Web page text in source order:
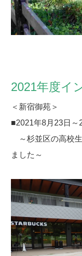
2021年度イ
＜新宿御苑＞
■2021年8月23日
～杉並区の高校
ました～